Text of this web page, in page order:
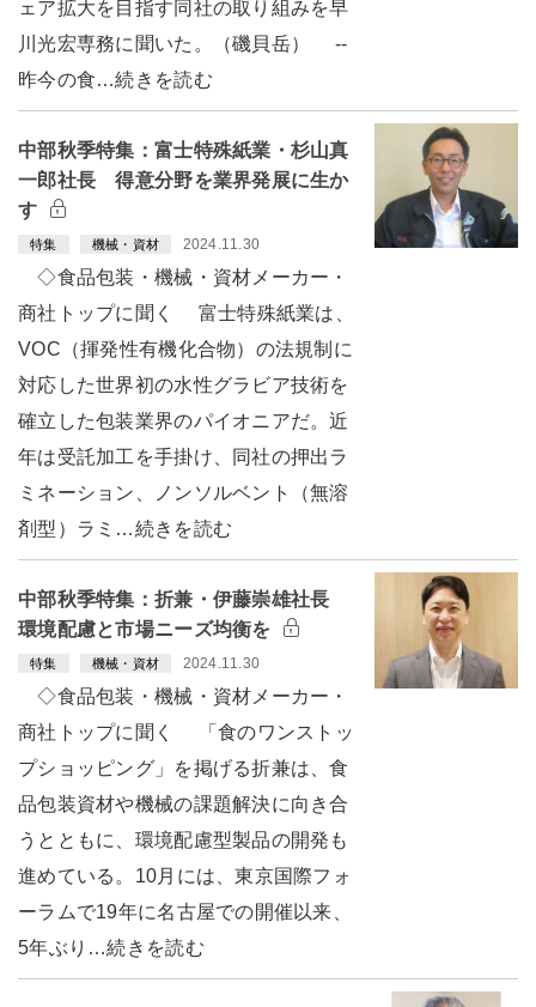
ェア拡大を目指す同社の取り組みを早
川光宏専務に聞いた。（磯貝岳） --
昨今の食…続きを読む
中部秋季特集：富士特殊紙業・杉山真
一郎社長 得意分野を業界発展に生か
す
特集 機械・資材 2024.11.30
◇食品包装・機械・資材メーカー・
商社トップに聞く 富士特殊紙業は、
VOC（揮発性有機化合物）の法規制に
対応した世界初の水性グラビア技術を
確立した包装業界のパイオニアだ。近
年は受託加工を手掛け、同社の押出ラ
ミネーション、ノンソルベント（無溶
剤型）ラミ…続きを読む
中部秋季特集：折兼・伊藤崇雄社長
環境配慮と市場ニーズ均衡を
特集 機械・資材 2024.11.30
◇食品包装・機械・資材メーカー・
商社トップに聞く 「食のワンストッ
プショッピング」を掲げる折兼は、食
品包装資材や機械の課題解決に向き合
うとともに、環境配慮型製品の開発も
進めている。10月には、東京国際フォ
ーラムで19年に名古屋での開催以来、
5年ぶり…続きを読む